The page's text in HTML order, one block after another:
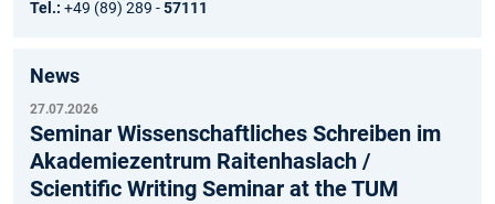
Tel.: +49 (89) 289 -57111
News
27.07.2026
Seminar Wissenschaftliches Schreiben im
Akademiezentrum Raitenhaslach /
Scientific Writing Seminar at the TUM